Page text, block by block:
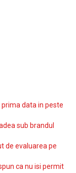
data in peste
sub brandul
de evaluarea pe
ca nu isi permit